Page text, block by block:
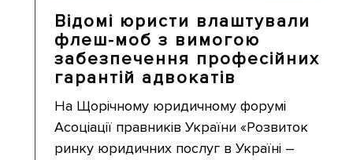
Відомі юристи влаштували
флеш-моб з вимогою
забезпечення професійних
гарантій адвокатів
На Щорічному юридичному форумі
Асоціації правників України «Розвиток
ринку юридичних послуг в Україні –